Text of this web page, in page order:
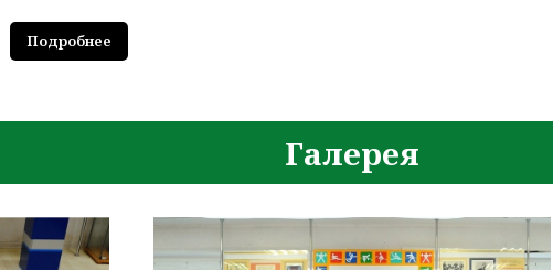
Подробнее
Галерея